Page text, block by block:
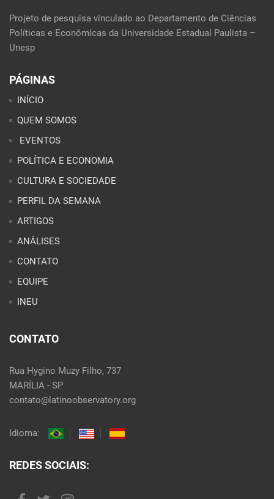
Projeto de pesquisa vinculado ao Departamento de Ciências
Políticas e Econômicas da Universidade Estadual Paulista –
Unesp
PÁGINAS
INÍCIO
QUEM SOMOS
EVENTOS
POLÍTICA E ECONOMIA
CULTURA E SOCIEDADE
PERFIL DA SEMANA
ARTIGOS
ANÁLISES
CONTATO
EQUIPE
INEU
CONTATO
Rua Hygino Muzy Filho, 737
MARÍLIA - SP
contato@latinoobservatory.org
Idioma:
REDES SOCIAIS: